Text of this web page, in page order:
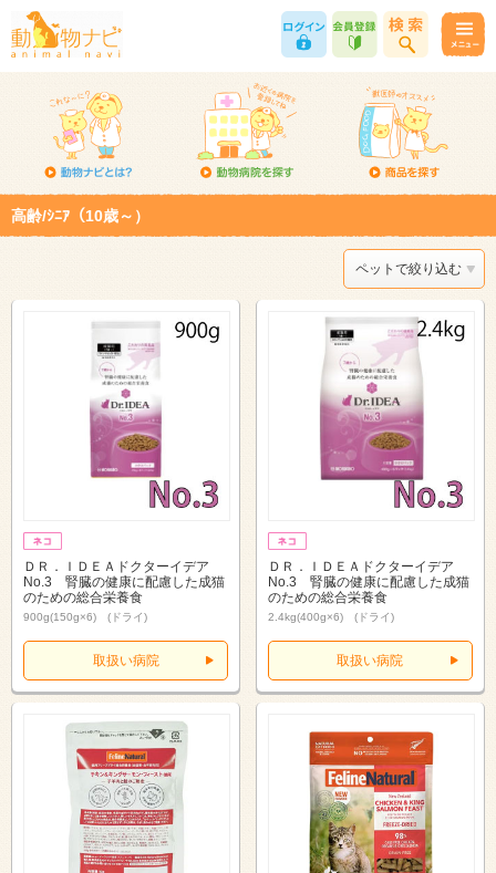
高齢/ｼﾆｱ（10歳～）
ペットで絞り込む
ＤＲ．ＩＤＥＡドクターイデア
No.3 腎臓の健康に配慮した成猫
のための総合栄養食
900g(150g×6) (ドライ)
取扱い病院
ＤＲ．ＩＤＥＡドクターイデア
No.3 腎臓の健康に配慮した成猫
のための総合栄養食
2.4kg(400g×6) (ドライ)
取扱い病院